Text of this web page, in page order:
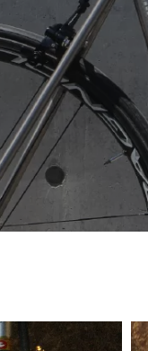
Order